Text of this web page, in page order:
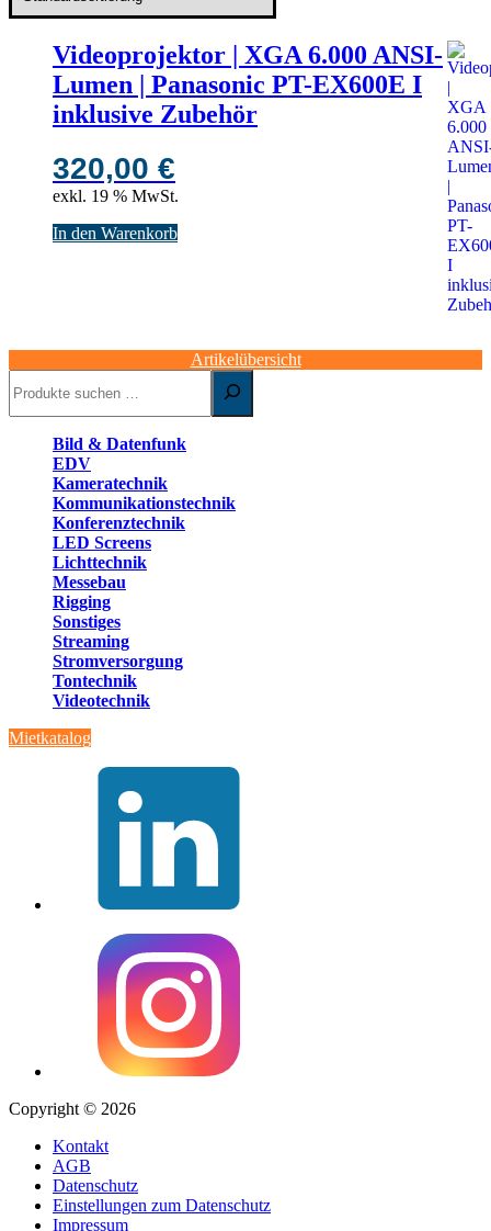
Videoprojektor | XGA 6.000 ANSI-
Lumen | Panasonic PT-EX600E I
inklusive Zubehör
320,00 €
exkl. 19 % MwSt.
In den Warenkorb
Artikelübersicht
Bild & Datenfunk
EDV
Kameratechnik
Kommunikationstechnik
Konferenztechnik
LED Screens
Lichttechnik
Messebau
Rigging
Sonstiges
Streaming
Stromversorgung
Tontechnik
Videotechnik
Mietkatalog
Copyright © 2026
Kontakt
AGB
Datenschutz
Einstellungen zum Datenschutz
Impressum